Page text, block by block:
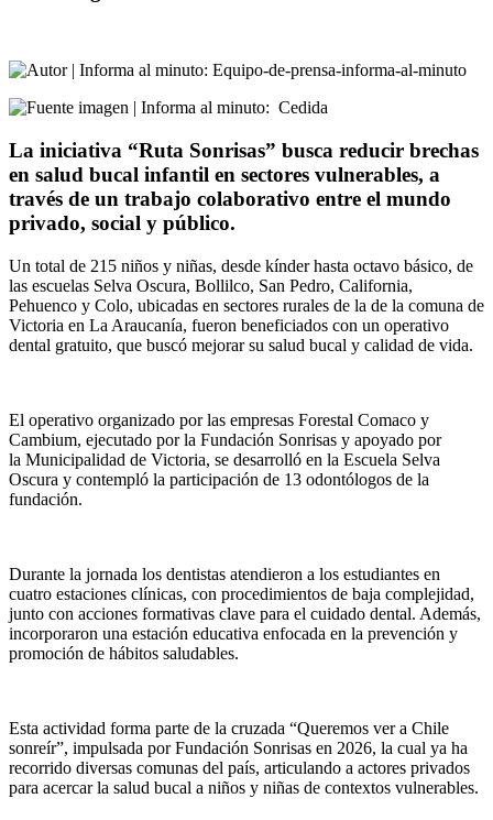
: Equipo-de-prensa-informa-al-minuto
: Cedida
La iniciativa “Ruta Sonrisas” busca reducir brechas
en salud bucal infantil en sectores vulnerables, a
través de un trabajo colaborativo entre el mundo
privado, social y público.
Un total de 215 niños y niñas, desde kínder hasta octavo básico, de
las escuelas Selva Oscura, Bollilco, San Pedro, California,
Pehuenco y Colo, ubicadas en sectores rurales de la de la comuna de
Victoria en La Araucanía, fueron beneficiados con un operativo
dental gratuito, que buscó mejorar su salud bucal y calidad de vida.
El operativo organizado por las empresas Forestal Comaco y
Cambium, ejecutado por la Fundación Sonrisas y apoyado por
la Municipalidad de Victoria, se desarrolló en la Escuela Selva
Oscura y contempló la participación de 13 odontólogos de la
fundación.
Durante la jornada los dentistas atendieron a los estudiantes en
cuatro estaciones clínicas, con procedimientos de baja complejidad,
junto con acciones formativas clave para el cuidado dental. Además,
incorporaron una estación educativa enfocada en la prevención y
promoción de hábitos saludables.
Esta actividad forma parte de la cruzada “Queremos ver a Chile
sonreír”, impulsada por Fundación Sonrisas en 2026, la cual ya ha
recorrido diversas comunas del país, articulando a actores privados
para acercar la salud bucal a niños y niñas de contextos vulnerables.